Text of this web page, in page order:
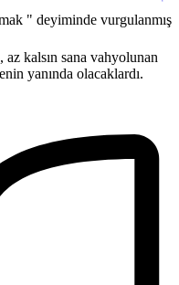
" deyiminde vurgulanmış
kalsın sana vahyolunan
yanında olacaklardı.